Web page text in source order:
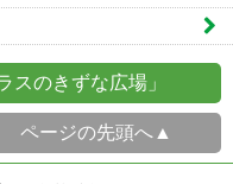
スのきずな広場」
ページの先頭へ▲